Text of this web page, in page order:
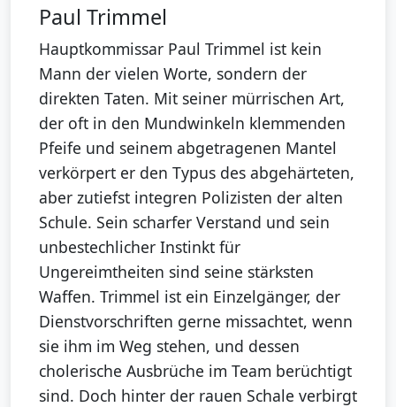
Paul Trimmel
Hauptkommissar Paul Trimmel ist kein
Mann der vielen Worte, sondern der
direkten Taten. Mit seiner mürrischen Art,
der oft in den Mundwinkeln klemmenden
Pfeife und seinem abgetragenen Mantel
verkörpert er den Typus des abgehärteten,
aber zutiefst integren Polizisten der alten
Schule. Sein scharfer Verstand und sein
unbestechlicher Instinkt für
Ungereimtheiten sind seine stärksten
Waffen. Trimmel ist ein Einzelgänger, der
Dienstvorschriften gerne missachtet, wenn
sie ihm im Weg stehen, und dessen
cholerische Ausbrüche im Team berüchtigt
sind. Doch hinter der rauen Schale verbirgt